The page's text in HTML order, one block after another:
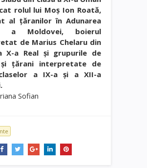
rolul lui Moş Ion Roată,
al ţăranilor în Adunarea
a Moldovei, boierul
de Marius Chelaru din
X-a Real şi grupurile de
ţărani interpretate de
a IX-a şi a XII-a
Sofian